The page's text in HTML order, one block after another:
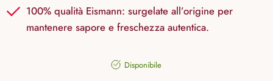
100% qualità Eismann: surgelate all’origine per
mantenere sapore e freschezza autentica.
Disponibile